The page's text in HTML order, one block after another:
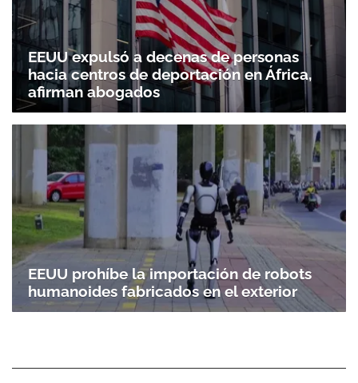
EEUU expulsó a decenas de personas
hacia centros de deportación en África,
afirman abogados
EEUU prohíbe la importación de robots
humanoides fabricados en el exterior